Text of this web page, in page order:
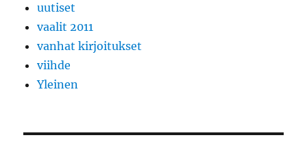
uutiset
vaalit 2011
vanhat kirjoitukset
viihde
Yleinen